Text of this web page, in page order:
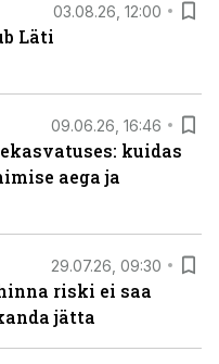
03.08.26, 12:00
Läti
09.06.26, 16:46
kuidas
aega ja
29.07.26, 09:30
riski ei saa
jätta